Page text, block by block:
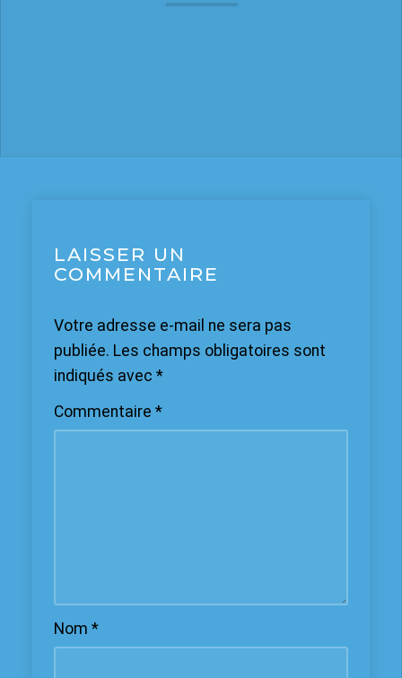
LAISSER UN
COMMENTAIRE
Votre adresse e-mail ne sera pas
publiée. Les champs obligatoires sont
indiqués avec *
Commentaire *
Nom *